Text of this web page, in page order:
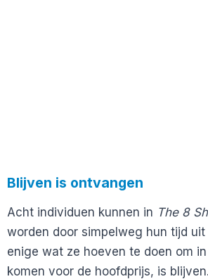
Blijven is ontvangen
Acht individuen kunnen in The 8
worden door simpelweg hun tijd
enige wat ze hoeven te doen om
komen voor de hoofdprijs, is